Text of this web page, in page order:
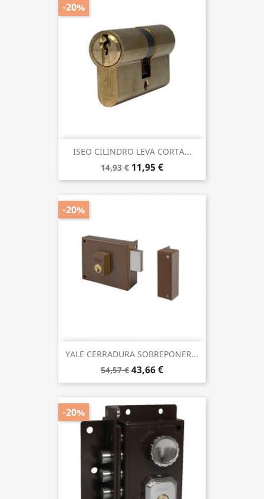
ISEO CILINDRO LEVA CORTA...
14,93 € 11,95 €
-20%
YALE CERRADURA SOBREPONER...
54,57 € 43,66 €
-20%
-20%